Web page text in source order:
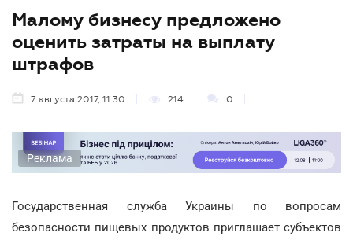
Малому бизнесу предложено
оценить затраты на выплату
штрафов
7 августа 2017, 11:30 214 0
Реклама
Государственная служба Украины по вопросам
безопасности пищевых продуктов приглашает субъектов